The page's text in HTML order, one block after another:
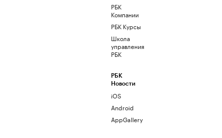
РБК
Компании
РБК Курсы
Школа
управления
РБК
РБК
Новости
iOS
Android
AppGallery